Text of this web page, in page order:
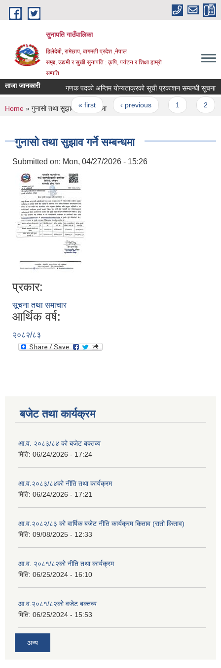
Skip to main content
सुनापति गाउँपालिका
हिलेदेबी, रामेछाप, बागमती प्रदेश ,नेपाल
समृद्द, उद्यमी र सुखी सुनापति : कृषि, पर्यटन र शिक्षा हाम्रो
सम्पति
ताजा जानकारी गणक पदको अन्तिम योग्यताक्रको सूची प्रकाशन सम्बन्धी सूचना
Pages
« first ‹ previous
You are here
Home » गुनासो तथा सुझाव गर्ने सम्बन्धमा
गुनासो तथा सुझाव गर्ने सम्बन्धमा
Submitted on: Mon, 04/27/2026 - 15:26
प्रकार:
सूचना तथा समाचार
आर्थिक वर्ष:
२०८२/८३
बजेट तथा कार्यक्रम
आ.व. २०८३/८४ को बजेट बक्तव्य
मिति: 06/24/2026 - 17:24
आ.व.२०८३/८४को नीति तथा कार्यक्रम
मिति: 06/24/2026 - 17:21
आ.व.२०८२/८३ को वार्षिक बजेट नीति कार्यक्रम किताव (रातो किताव)
मिति: 09/08/2025 - 12:33
आ.व. २०८१/८२को नीति तथा कार्यक्रम
मिति: 06/25/2024 - 16:10
आ.व.२०८१/८२को वजेट बक्तव्य
मिति: 06/25/2024 - 15:53
अन्य